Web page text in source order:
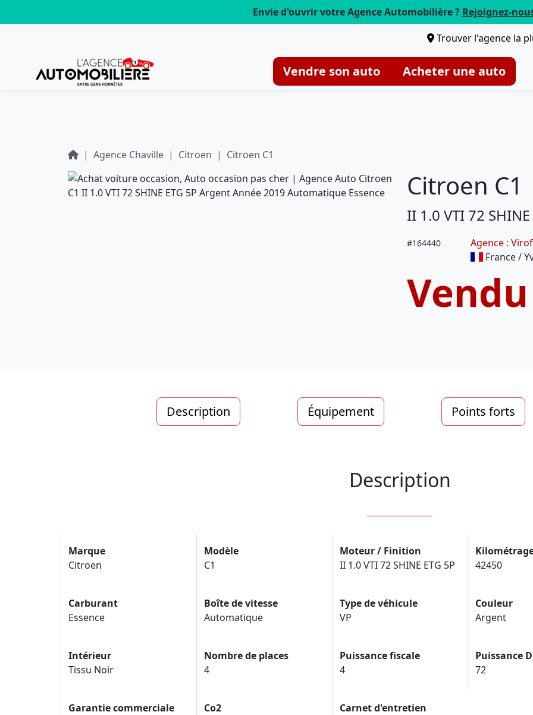
Envie d'ouvrir votre Agence Automobilière ? Rejoignez-
Trouver l'agence la
Vendre son auto Acheter une auto
Agence Chaville Citroen Citroen C1
Citroen C1
II 1.0 VTI 72 SHINE
#164440
Agence :
France /
Vendu
Description Équipement Points forts
Description
Marque
Citroen
Modèle
C1
Moteur / Finition
II 1.0 VTI 72 SHINE ETG 5P
42450
Carburant
Essence
Boîte de vitesse
Automatique
Type de véhicule
VP
Couleur
Argent
Intérieur
Tissu Noir
Nombre de places
4
Puissance fiscale
4
Puissance
72
Garantie commerciale
Co2
Carnet d'entretien